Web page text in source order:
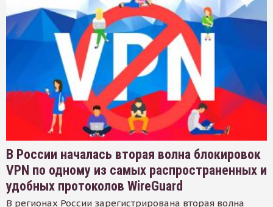
В России началась вторая волна блокировок
VPN по одному из самых распространенных и
удобных протоколов WireGuard
В регионах России зарегистрирована вторая волна